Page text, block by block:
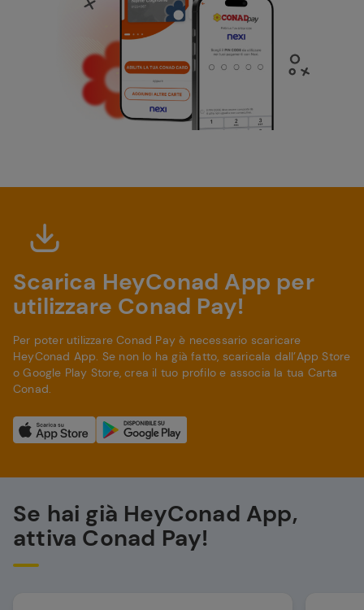
Scarica HeyConad App per
utilizzare Conad Pay!
Per poter utilizzare Conad Pay è necessario scaricare
HeyConad App. Se non lo ha già fatto, scaricala dall’App Store
o Google Play Store, crea il tuo profilo e associa la tua Carta
Conad.
Se hai già HeyConad App,
attiva Conad Pay!